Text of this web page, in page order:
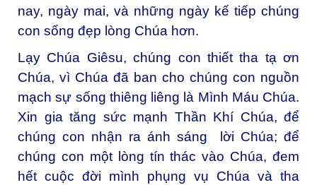
nay, ngày mai, và những ngày kế tiếp chúng
con sống đẹp lòng Chúa hơn.
Lạy Chúa Giêsu, chúng con thiết tha tạ ơn
Chúa, vì Chúa đã ban cho chúng con nguồn
mạch sự sống thiêng liêng là Mình Máu Chúa.
Xin gia tăng sức mạnh Thần Khí Chúa, để
chúng con nhận ra ánh sáng lời Chúa; để
chúng con một lòng tín thác vào Chúa, đem
hết cuộc đời mình phụng vụ Chúa và tha